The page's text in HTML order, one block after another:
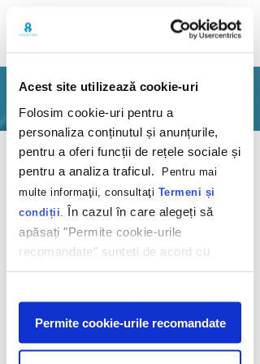
Acest site utilizează cookie-uri
Folosim cookie-uri pentru a
personaliza conținutul și anunțurile,
pentru a oferi funcții de rețele sociale și
pentru a analiza traficul.
Pentru mai
multe informaţii, consultaţi Termeni și
condiții În cazul în care alegeți să
apăsați "Permite cookie-urile
recomandate" sunteți de acord cu
utilizarea modulelor noastre cookie.
Afişare
Permite cookie-urile recomandate
PORTOFOLIU
Inapoi
WET se lasă cu
premii
Valvis
2022